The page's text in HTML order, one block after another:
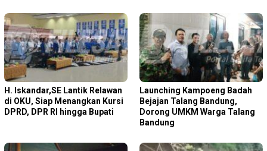
H. Iskandar,SE Lantik Relawan
di OKU, Siap Menangkan Kursi
DPRD, DPR RI hingga Bupati
Launching Kampoeng Badah
Bejajan Talang Bandung,
Dorong UMKM Warga Talang
Bandung